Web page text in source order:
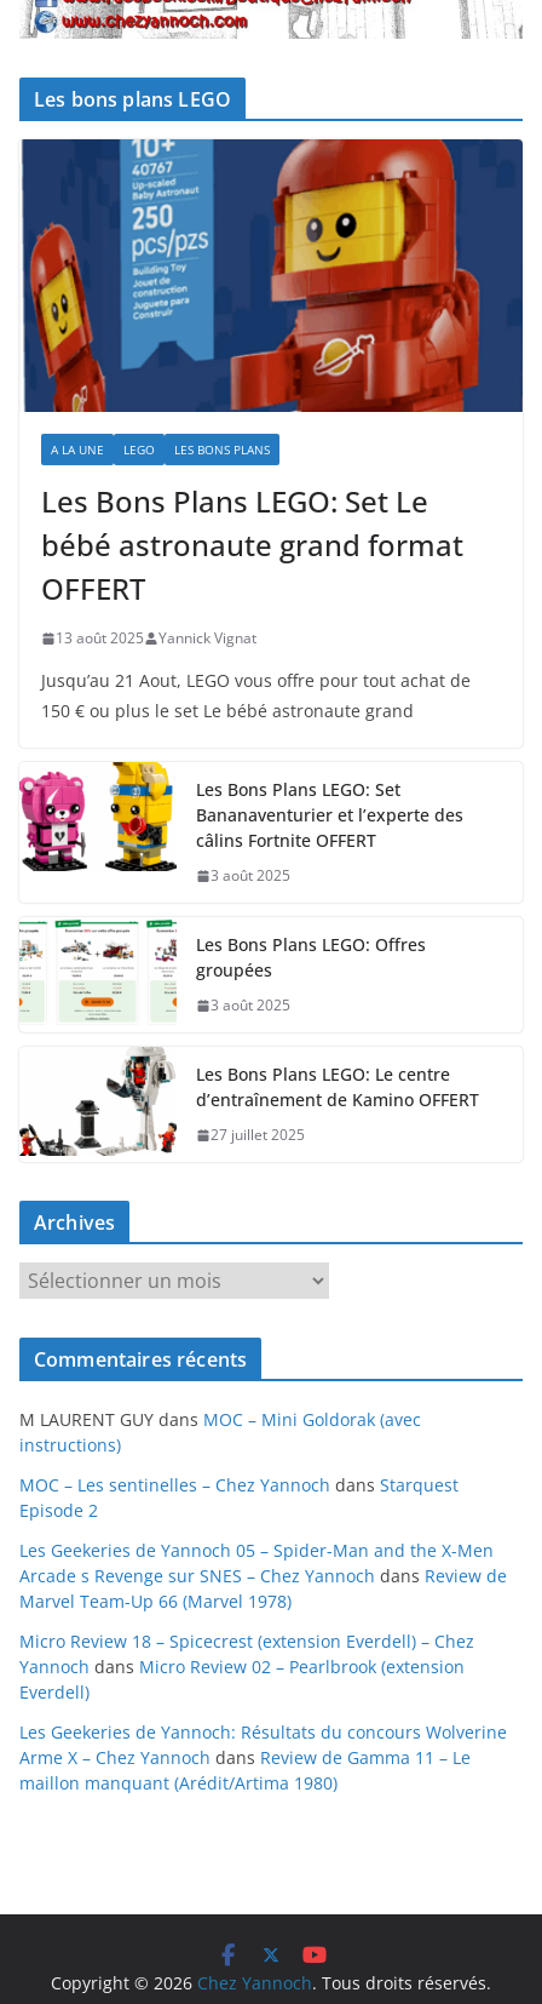
Les bons plans LEGO
A LA UNE LEGO LES BONS PLANS
Les Bons Plans LEGO: Set Le
bébé astronaute grand format
OFFERT
13 août 2025 Yannick Vignat
Jusqu’au 21 Aout, LEGO vous offre pour tout achat de
150 € ou plus le set Le bébé astronaute grand
Les Bons Plans LEGO: Set
Bananaventurier et l’experte des
câlins Fortnite OFFERT
3 août 2025
Les Bons Plans LEGO: Offres
groupées
3 août 2025
Les Bons Plans LEGO: Le centre
d’entraînement de Kamino OFFERT
27 juillet 2025
Archives
c
v
e
s
Commentaires récents
M LAURENT GUY dans MOC – Mini Goldorak (avec
instructions)
MOC – Les sentinelles – Chez Yannoch dans Starquest
Episode 2
Les Geekeries de Yannoch 05 – Spider-Man and the X-Men
Arcade s Revenge sur SNES – Chez Yannoch dans Review de
Marvel Team-Up 66 (Marvel 1978)
Micro Review 18 – Spicecrest (extension Everdell) – Chez
Yannoch dans Micro Review 02 – Pearlbrook (extension
Everdell)
Les Geekeries de Yannoch: Résultats du concours Wolverine
Arme X – Chez Yannoch dans Review de Gamma 11 – Le
maillon manquant (Arédit/Artima 1980)
Copyright © 2026 Chez Yannoch. Tous droits réservés.